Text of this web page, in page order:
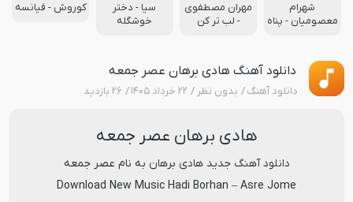
شهرام
معصومیان - پناه
مهران مصطفوی
- لب تر کن
سیا - دختر
خوشگله
کوروش - فیانسه
دانلود آهنگ هادی برهان عصر جمعه
دانلود آهنگ بدون نظر ۲۲ خرداد ۱۴۰۵ ۲۶ بازدید
هادی برهان عصر جمعه
دانلود آهنگ جدید هادی برهان به نام عصر جمعه
Download New Music Hadi Borhan – Asre Jome